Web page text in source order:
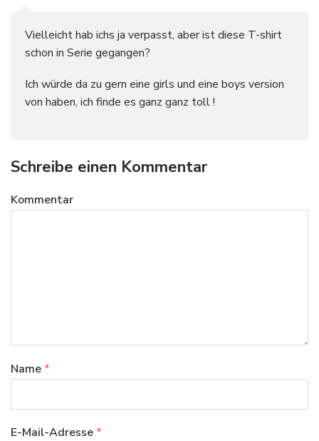
Vielleicht hab ichs ja verpasst, aber ist diese T-shirt
schon in Serie gegangen?
Ich würde da zu gern eine girls und eine boys version
von haben, ich finde es ganz ganz toll !
Schreibe einen Kommentar
Kommentar
Name *
E-Mail-Adresse *